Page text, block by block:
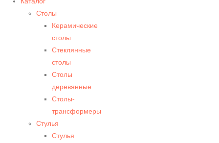
Столы
Керамические
столы
Стеклянные
столы
Столы
деревянные
Столы-
трансформеры
Стулья
Стулья